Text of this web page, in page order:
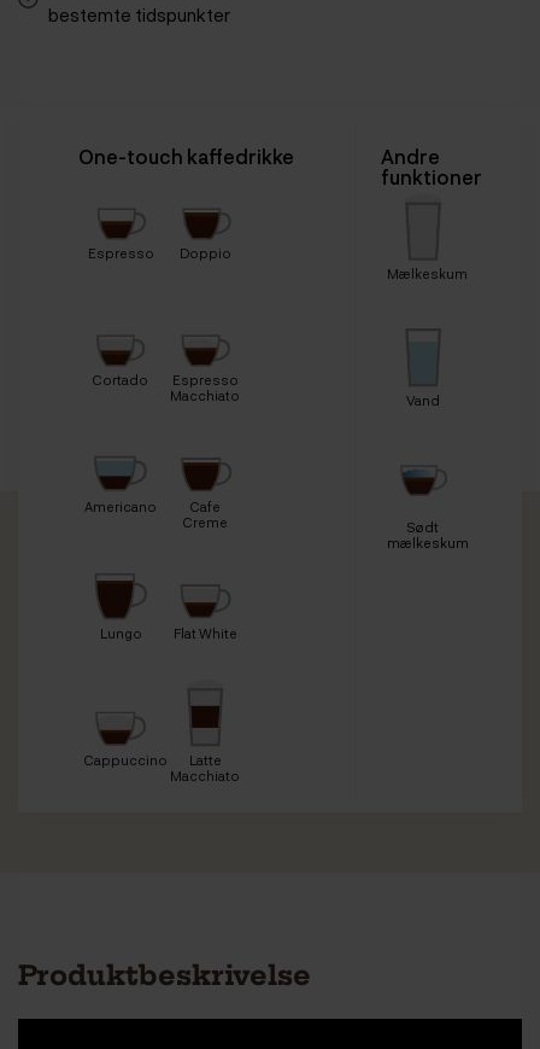
bestemte tidspunkter
One-touch kaffedrikke
Espresso Doppio
Cortado
Espresso
Macchiato
Americano
Cafe
Creme
Lungo Flat White
Cappuccino
Latte
Macchiato
Andre
funktioner
Mælkeskum
Vand
Sødt
mælkeskum
Produktbeskrivelse